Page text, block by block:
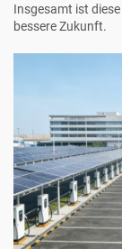
Insgesamt ist
bessere Zukunft.